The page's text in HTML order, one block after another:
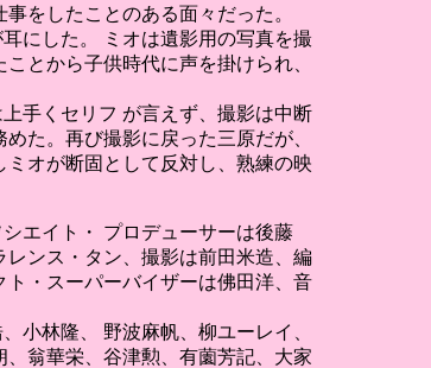
をしたことのある面々だった。
にした。 ミオは遺影用の写真を撮
とから子供時代に声を掛けられ、
手くセリフ が言えず、撮影は中断
た。再び撮影に戻った三原だが、
オが断固として反対し、熟練の映
エイト・ プロデューサーは後藤
ンス・タン、撮影は前田米造、編
・スーパーバイザーは佛田洋、音
小林隆、 野波麻帆、柳ユーレイ、
翁華栄、谷津勲、有薗芳記、大家